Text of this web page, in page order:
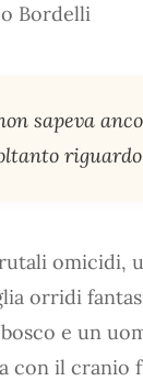
Bordelli
sapeva
omicidi,
orridi
e un
con il cranio